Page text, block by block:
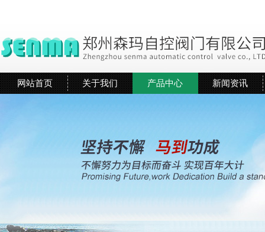
网站首页 关于我们 产品中心 新闻资讯